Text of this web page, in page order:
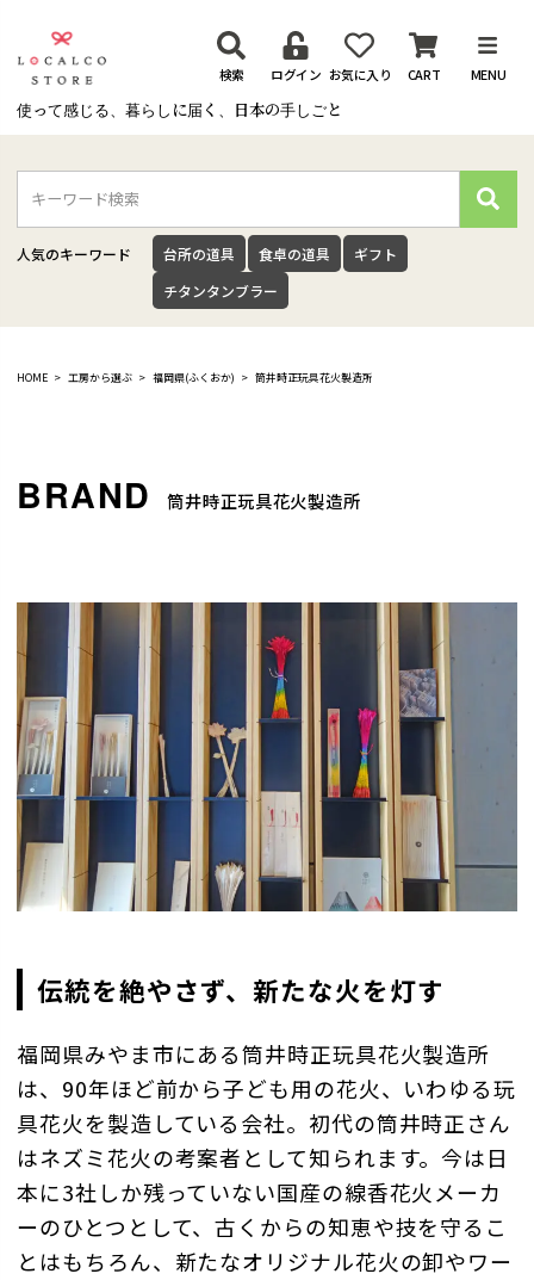
使って感じる、暮らしに届く、日本の手しごと
検索 ログイン お気に入り CART MENU
検
索
人気のキーワード 台所の道具 食卓の道具
ギフト
チタンタンブラー
HOME 工房から選ぶ 福岡県(ふくおか) 筒井時正玩具花火製造所
筒井時正玩具花火製造所
伝統を絶やさず、新たな火を灯す
福岡県みやま市にある筒井時正玩具花火製造所
は、90年ほど前から子ども用の花火、いわゆる玩
具花火を製造している会社。初代の筒井時正さん
はネズミ花火の考案者として知られます。今は日
本に3社しか残っていない国産の線香花火メーカ
ーのひとつとして、古くからの知恵や技を守るこ
とはもちろん、新たなオリジナル花火の卸やワー